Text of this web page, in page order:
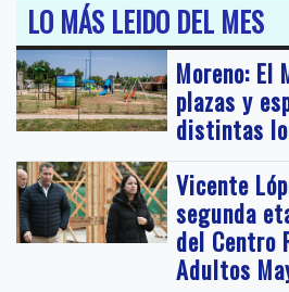
LO MÁS LEIDO DEL MES
Moreno: El
plazas y
distintas
Vicente
segunda
del Centro
Adultos